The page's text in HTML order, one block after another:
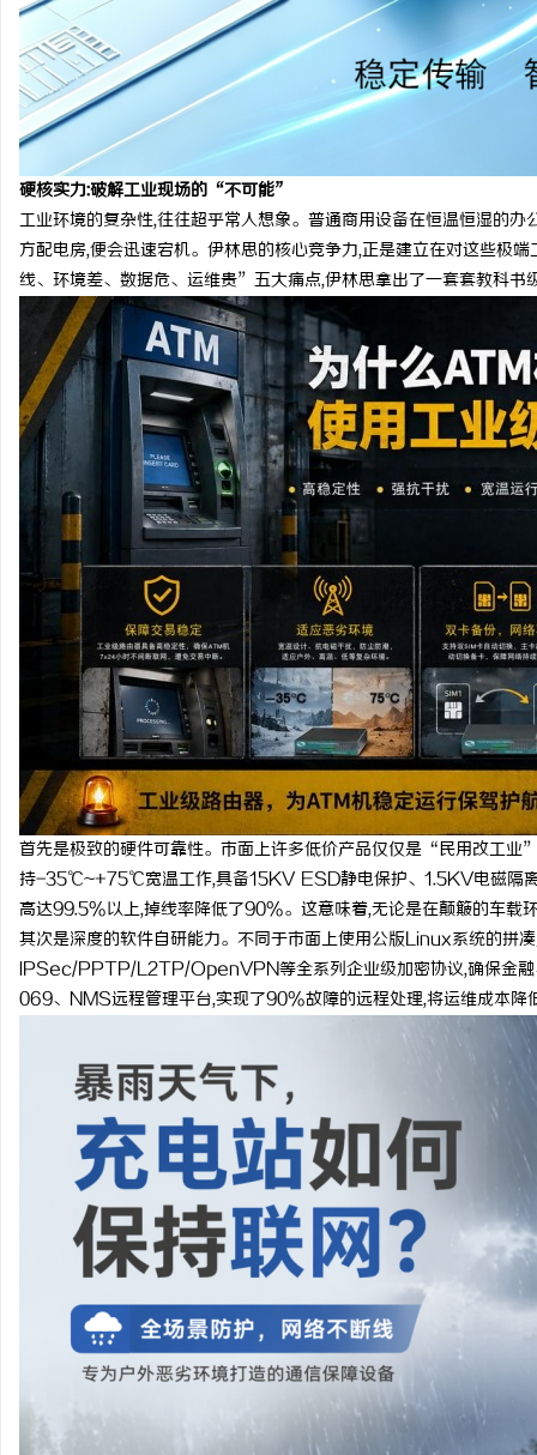
硬核实力:破解工业现场的“不可能”
工业环境的复杂性,往往超乎常人想象。普通商用设备在恒温恒湿的
方配电房,便会迅速宕机。伊林思的核心竞争力,正是建立在对这些极
线、环境差、数据危、运维贵”五大痛点,伊林思拿出了一套套教科书
首先是极致的硬件可靠性。市面上许多低价产品仅仅是“民用改工业
持-35℃~+75℃宽温工作,具备15KV ESD静电保护、1.5KV电磁隔离
高达99.5%以上,掉线率降低了90%。这意味着,无论是在颠簸的车载
其次是深度的软件自研能力。不同于市面上使用公版Linux系统的拼
IPSec/PPTP/L2TP/OpenVPN等全系列企业级加密协议,确保金融
069、NMS远程管理平台,实现了90%故障的远程处理,将运维成本降